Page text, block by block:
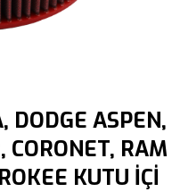
DODGE ASPEN,
CORONET, RAM
KUTU İÇİ